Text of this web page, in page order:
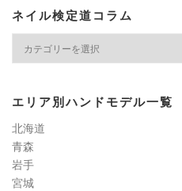
ネイル検定道コラム
定
コ
ラ
ム
エリア別ハンドモデル一覧
北海道
青森
岩手
宮城